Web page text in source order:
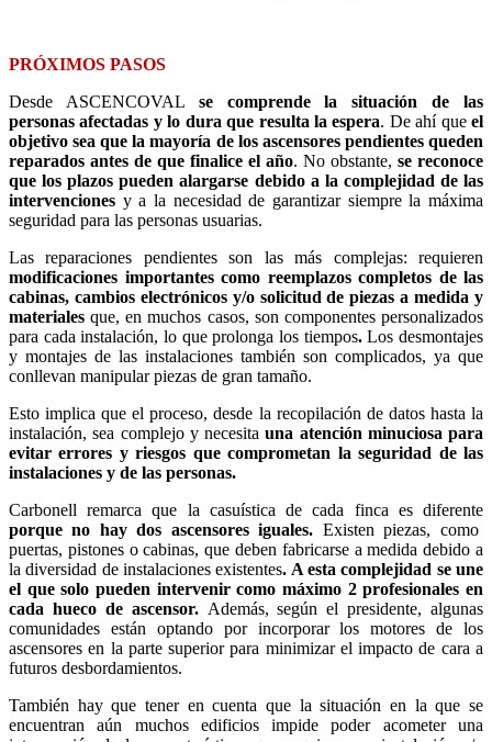
PRÓXIMOS PASOS
Desde ASCENCOVAL se comprende la situación de las
personas afectadas y lo dura que resulta la espera. De ahí queel
objetivo sea que la mayoría de los ascensores pendientes queden
reparados antes de que finalice el año. No obstante, se reconoce
que los plazos pueden alargarse debido a la complejidad de las
intervenciones y a la necesidad de garantizar siempre la máxima
seguridad para las personas usuarias.
Las reparaciones pendientes son las más complejas: requieren
modificaciones importantes como reemplazos completos de las
cabinas, cambios electrónicos y/o solicitud de piezas a medida y
materiales que, en muchos casos, son componentes personalizados
para cada instalación, lo que prolonga los tiempos.Los desmontajes
y montajes de las instalaciones también son complicados, ya que
conllevan manipular piezas de gran tamaño.
Esto implica que el proceso, desde la recopilación de datos hasta la
instalación, sea complejo y necesitauna atención minuciosa para
evitar errores y riesgos que comprometan la seguridad de las
instalaciones y de las personas.
Carbonell remarca que la casuística de cada finca es diferente
porque no hay dos ascensores iguales. Existen piezas, como
puertas, pistones o cabinas, que deben fabricarse a medida debido a
la diversidad de instalaciones existentes. A esta complejidad se une
el que solo pueden intervenir como máximo 2 profesionales en
cada hueco de ascensor. Además, según el presidente, algunas
comunidades están optando por incorporar los motores de los
ascensores en la parte superior para minimizar el impacto de cara a
futuros desbordamientos.
También hay que tener en cuenta que la situación en la que se
encuentran aún muchos edificios impide poder acometer una